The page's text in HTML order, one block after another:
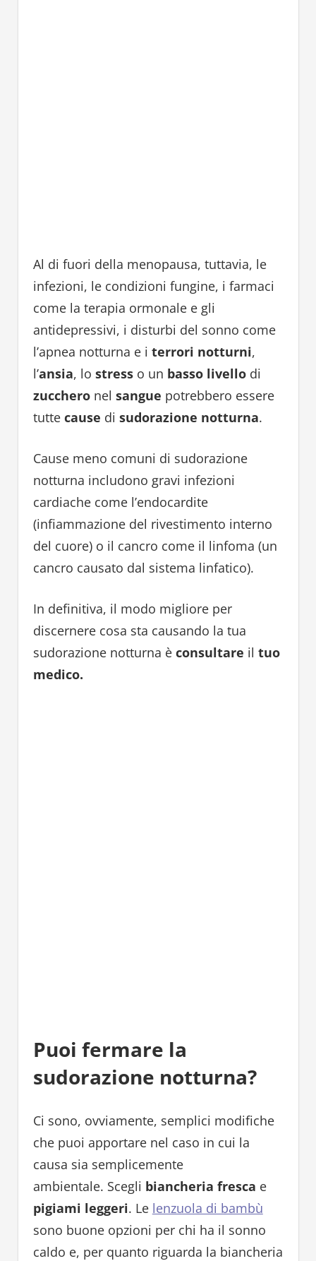
Al di fuori della menopausa, tuttavia, le
infezioni, le condizioni fungine, i farmaci
come la terapia ormonale e gli
antidepressivi, i disturbi del sonno come
l’apnea notturna e i terrori notturni,
l’ansia, lo stresso un basso livello di
zucchero nel sangue potrebbero essere
tutte cause di sudorazione notturna.
Cause meno comuni di sudorazione
notturna includono gravi infezioni
cardiache come l’endocardite
(infiammazione del rivestimento interno
del cuore) o il cancro come il linfoma (un
cancro causato dal sistema linfatico).
In definitiva, il modo migliore per
discernere cosa sta causando la tua
sudorazione notturna èconsultare il tuo
medico.
Puoi fermare la
sudorazione notturna?
Ci sono, ovviamente, semplici modifiche
che puoi apportare nel caso in cui la
causa sia semplicemente
ambientale. Scegli biancheria fresca e
pigiami leggeri. Le lenzuola di bambù
sono buone opzioni per chi ha il sonno
caldo e, per quanto riguarda la biancheria